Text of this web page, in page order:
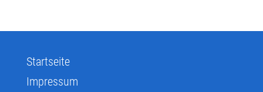
Startseite
Impressum